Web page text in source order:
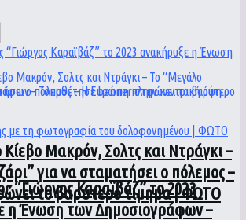
“Γιώργος Καραϊβάζ” το 2023
η Ένωση των Δημοσιογράφων –
Κίεβο Μακρόν, Σολτς και Ντράγκι –
για να σταματήσει ο πόλεμος –
το βαρύτερο τίμημα | ΦΩΤΟ